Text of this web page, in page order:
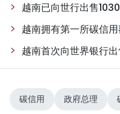
越南已向世行出售
越南拥有第一所碳信
越南首次向世界银行
碳信用 政府总理